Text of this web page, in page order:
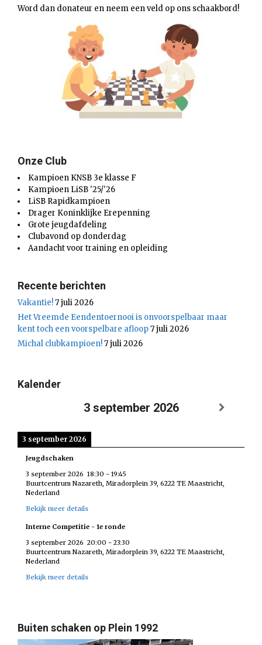
Word dan donateur en neem een veld op ons schaakbord!
Onze Club
Kampioen KNSB 3e klasse F
Kampioen LiSB '25/'26
LiSB Rapidkampioen
Drager Koninklijke Erepenning
Grote jeugdafdeling
Clubavond op donderdag
Aandacht voor training en opleiding
Recente berichten
Vakantie!7 juli 2026
Het Vreemde Eendentoernooi is onvoorspelbaar maar
kent toch een voorspelbare afloop7 juli 2026
Michal clubkampioen!7 juli 2026
Kalender
3 september 2026
3 september 2026
Jeugdschaken
3 september 2026 18:30 - 19:45
Buurtcentrum Nazareth, Miradorplein 39, 6222 TE Maastricht,
Nederland
Bekijk meer details
Interne Competitie - 1e ronde
3 september 2026 20:00 - 23:30
Buurtcentrum Nazareth, Miradorplein 39, 6222 TE Maastricht,
Nederland
Bekijk meer details
Buiten schaken op Plein 1992